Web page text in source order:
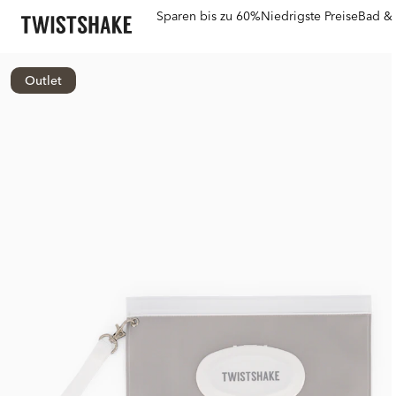
Sparen bis zu 60%Niedrigste PreiseBad
Outlet